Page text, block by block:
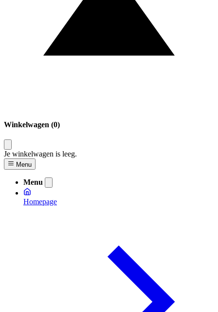
Winkelwagen (0)
Je winkelwagen is leeg.
Menu
Menu
Homepage